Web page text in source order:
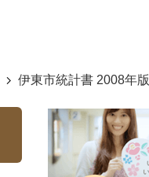
伊東市統計書 2008年版
枚
目
枚
目